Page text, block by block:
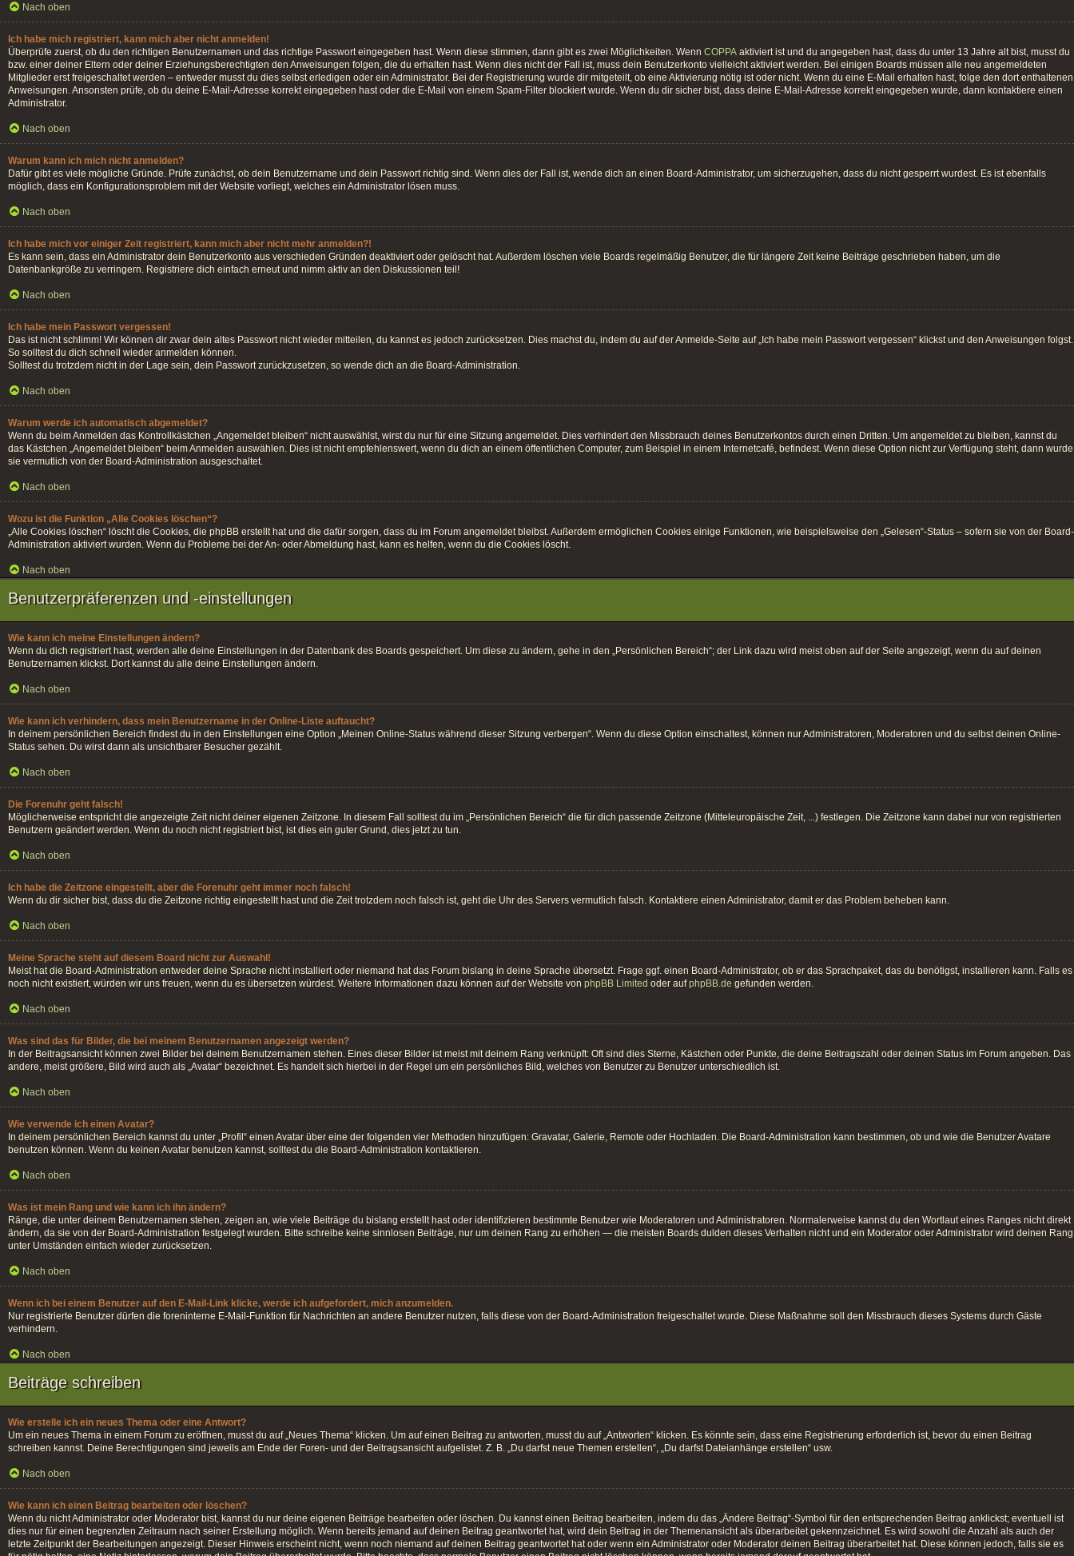
Nach oben
Ich habe mich registriert, kann mich aber nicht anmelden!
Überprüfe zuerst, ob du den richtigen Benutzernamen und das richtige Passwort eingegeben hast. Wenn diese stimmen, dann gibt es zwei Möglichkeiten. Wenn COPPA aktiviert ist und du angegeben hast, dass du unter 13 Jahre alt bist, musst du
bzw. einer deiner Eltern oder deiner Erziehungsberechtigten den Anweisungen folgen, die du erhalten hast. Wenn dies nicht der Fall ist, muss dein Benutzerkonto vielleicht aktiviert werden. Bei einigen Boards müssen alle neu angemeldeten
Mitglieder erst freigeschaltet werden – entweder musst du dies selbst erledigen oder ein Administrator. Bei der Registrierung wurde dir mitgeteilt, ob eine Aktivierung nötig ist oder nicht. Wenn du eine E-Mail erhalten hast, folge den dort enthaltenen
Anweisungen. Ansonsten prüfe, ob du deine E-Mail-Adresse korrekt eingegeben hast oder die E-Mail von einem Spam-Filter blockiert wurde. Wenn du dir sicher bist, dass deine E-Mail-Adresse korrekt eingegeben wurde, dann kontaktiere einen
Administrator.
Nach oben
Warum kann ich mich nicht anmelden?
Dafür gibt es viele mögliche Gründe. Prüfe zunächst, ob dein Benutzername und dein Passwort richtig sind. Wenn dies der Fall ist, wende dich an einen Board-Administrator, um sicherzugehen, dass du nicht gesperrt wurdest. Es ist ebenfalls
möglich, dass ein Konfigurationsproblem mit der Website vorliegt, welches ein Administrator lösen muss.
Nach oben
Ich habe mich vor einiger Zeit registriert, kann mich aber nicht mehr anmelden?!
Es kann sein, dass ein Administrator dein Benutzerkonto aus verschieden Gründen deaktiviert oder gelöscht hat. Außerdem löschen viele Boards regelmäßig Benutzer, die für längere Zeit keine Beiträge geschrieben haben, um die
Datenbankgröße zu verringern. Registriere dich einfach erneut und nimm aktiv an den Diskussionen teil!
Nach oben
Ich habe mein Passwort vergessen!
Das ist nicht schlimm! Wir können dir zwar dein altes Passwort nicht wieder mitteilen, du kannst es jedoch zurücksetzen. Dies machst du, indem du auf der Anmelde-Seite auf „Ich habe mein Passwort vergessen“ klickst und den Anweisungen folgst.
So solltest du dich schnell wieder anmelden können.
Solltest du trotzdem nicht in der Lage sein, dein Passwort zurückzusetzen, so wende dich an die Board-Administration.
Nach oben
Warum werde ich automatisch abgemeldet?
Wenn du beim Anmelden das Kontrollkästchen „Angemeldet bleiben“ nicht auswählst, wirst du nur für eine Sitzung angemeldet. Dies verhindert den Missbrauch deines Benutzerkontos durch einen Dritten. Um angemeldet zu bleiben, kannst du
das Kästchen „Angemeldet bleiben“ beim Anmelden auswählen. Dies ist nicht empfehlenswert, wenn du dich an einem öffentlichen Computer, zum Beispiel in einem Internetcafé, befindest. Wenn diese Option nicht zur Verfügung steht, dann wurde
sie vermutlich von der Board-Administration ausgeschaltet.
Nach oben
Wozu ist die Funktion „Alle Cookies löschen“?
„Alle Cookies löschen“ löscht die Cookies, die phpBB erstellt hat und die dafür sorgen, dass du im Forum angemeldet bleibst. Außerdem ermöglichen Cookies einige Funktionen, wie beispielsweise den „Gelesen“-Status – sofern sie von der Board-
Administration aktiviert wurden. Wenn du Probleme bei der An- oder Abmeldung hast, kann es helfen, wenn du die Cookies löscht.
Nach oben
Benutzerpräferenzen und -einstellungen
Wie kann ich meine Einstellungen ändern?
Wenn du dich registriert hast, werden alle deine Einstellungen in der Datenbank des Boards gespeichert. Um diese zu ändern, gehe in den „Persönlichen Bereich“; der Link dazu wird meist oben auf der Seite angezeigt, wenn du auf deinen
Benutzernamen klickst. Dort kannst du alle deine Einstellungen ändern.
Nach oben
Wie kann ich verhindern, dass mein Benutzername in der Online-Liste auftaucht?
In deinem persönlichen Bereich findest du in den Einstellungen eine Option „Meinen Online-Status während dieser Sitzung verbergen“. Wenn du diese Option einschaltest, können nur Administratoren, Moderatoren und du selbst deinen Online-
Status sehen. Du wirst dann als unsichtbarer Besucher gezählt.
Nach oben
Die Forenuhr geht falsch!
Möglicherweise entspricht die angezeigte Zeit nicht deiner eigenen Zeitzone. In diesem Fall solltest du im „Persönlichen Bereich“ die für dich passende Zeitzone (Mitteleuropäische Zeit, ...) festlegen. Die Zeitzone kann dabei nur von registrierten
Benutzern geändert werden. Wenn du noch nicht registriert bist, ist dies ein guter Grund, dies jetzt zu tun.
Nach oben
Ich habe die Zeitzone eingestellt, aber die Forenuhr geht immer noch falsch!
Wenn du dir sicher bist, dass du die Zeitzone richtig eingestellt hast und die Zeit trotzdem noch falsch ist, geht die Uhr des Servers vermutlich falsch. Kontaktiere einen Administrator, damit er das Problem beheben kann.
Nach oben
Meine Sprache steht auf diesem Board nicht zur Auswahl!
Meist hat die Board-Administration entweder deine Sprache nicht installiert oder niemand hat das Forum bislang in deine Sprache übersetzt. Frage ggf. einen Board-Administrator, ob er das Sprachpaket, das du benötigst, installieren kann. Falls es
noch nicht existiert, würden wir uns freuen, wenn du es übersetzen würdest. Weitere Informationen dazu können auf der Website von phpBB Limited oder aufphpBB.de gefunden werden.
Nach oben
Was sind das für Bilder, die bei meinem Benutzernamen angezeigt werden?
In der Beitragsansicht können zwei Bilder bei deinem Benutzernamen stehen. Eines dieser Bilder ist meist mit deinem Rang verknüpft: Oft sind dies Sterne, Kästchen oder Punkte, die deine Beitragszahl oder deinen Status im Forum angeben. Das
andere, meist größere, Bild wird auch als „Avatar“ bezeichnet. Es handelt sich hierbei in der Regel um ein persönliches Bild, welches von Benutzer zu Benutzer unterschiedlich ist.
Nach oben
Wie verwende ich einen Avatar?
In deinem persönlichen Bereich kannst du unter „Profil“ einen Avatar über eine der folgenden vier Methoden hinzufügen: Gravatar, Galerie, Remote oder Hochladen. Die Board-Administration kann bestimmen, ob und wie die Benutzer Avatare
benutzen können. Wenn du keinen Avatar benutzen kannst, solltest du die Board-Administration kontaktieren.
Nach oben
Was ist mein Rang und wie kann ich ihn ändern?
Ränge, die unter deinem Benutzernamen stehen, zeigen an, wie viele Beiträge du bislang erstellt hast oder identifizieren bestimmte Benutzer wie Moderatoren und Administratoren. Normalerweise kannst du den Wortlaut eines Ranges nicht direkt
ändern, da sie von der Board-Administration festgelegt wurden. Bitte schreibe keine sinnlosen Beiträge, nur um deinen Rang zu erhöhen — die meisten Boards dulden dieses Verhalten nicht und ein Moderator oder Administrator wird deinen Rang
unter Umständen einfach wieder zurücksetzen.
Nach oben
Wenn ich bei einem Benutzer auf den E-Mail-Link klicke, werde ich aufgefordert, mich anzumelden.
Nur registrierte Benutzer dürfen die foreninterne E-Mail-Funktion für Nachrichten an andere Benutzer nutzen, falls diese von der Board-Administration freigeschaltet wurde. Diese Maßnahme soll den Missbrauch dieses Systems durch Gäste
verhindern.
Nach oben
Beiträge schreiben
Wie erstelle ich ein neues Thema oder eine Antwort?
Um ein neues Thema in einem Forum zu eröffnen, musst du auf „Neues Thema“ klicken. Um auf einen Beitrag zu antworten, musst du auf „Antworten“ klicken. Es könnte sein, dass eine Registrierung erforderlich ist, bevor du einen Beitrag
schreiben kannst. Deine Berechtigungen sind jeweils am Ende der Foren- und der Beitragsansicht aufgelistet. Z. B. „Du darfst neue Themen erstellen“, „Du darfst Dateianhänge erstellen“ usw.
Nach oben
Wie kann ich einen Beitrag bearbeiten oder löschen?
Wenn du nicht Administrator oder Moderator bist, kannst du nur deine eigenen Beiträge bearbeiten oder löschen. Du kannst einen Beitrag bearbeiten, indem du das „Ändere Beitrag“-Symbol für den entsprechenden Beitrag anklickst; eventuell ist
dies nur für einen begrenzten Zeitraum nach seiner Erstellung möglich. Wenn bereits jemand auf deinen Beitrag geantwortet hat, wird dein Beitrag in der Themenansicht als überarbeitet gekennzeichnet. Es wird sowohl die Anzahl als auch der
letzte Zeitpunkt der Bearbeitungen angezeigt. Dieser Hinweis erscheint nicht, wenn noch niemand auf deinen Beitrag geantwortet hat oder wenn ein Administrator oder Moderator deinen Beitrag überarbeitet hat. Diese können jedoch, falls sie es